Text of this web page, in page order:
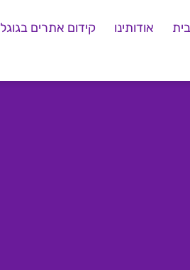
אודותינו קידום אתרים בגוגל